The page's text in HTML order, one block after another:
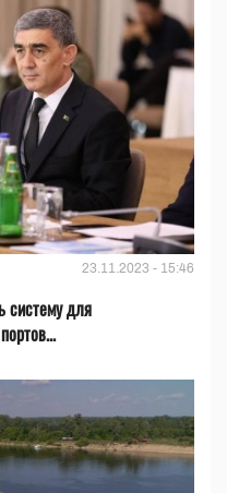
23.11.2023 - 15:46
систему для